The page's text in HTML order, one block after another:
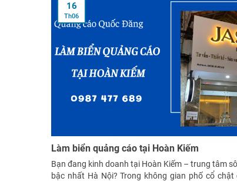
Làm biển quảng cáo tại Hoàn Kiếm
16
Th06
Bạn đang kinh doanh tại Hoàn Kiếm – trung tâm
bậc nhất Hà Nội? Trong không gian phố cổ chật